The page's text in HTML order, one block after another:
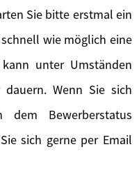
Sie bitte erstmal ein
wie möglich eine
unter Umständen
Wenn Sie sich
Bewerberstatus
sich gerne per Email